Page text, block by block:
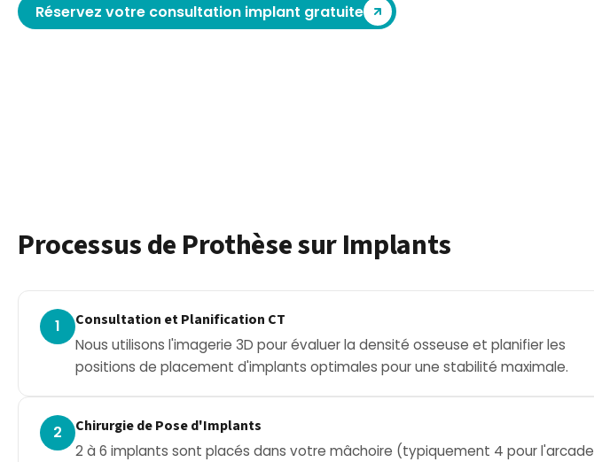
Réservez votre consultation implant gratuite
Processus de Prothèse sur Implants
1 Consultation et Planification CT
Nous utilisons l'imagerie 3D pour évaluer la densité osseuse et planifier les
positions de placement d'implants optimales pour une stabilité maximale.
2 Chirurgie de Pose d'Implants
2 à 6 implants sont placés dans votre mâchoire (typiquement 4 pour l'arcade